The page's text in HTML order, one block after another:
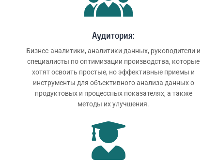
Аудитория:
Бизнес-аналитики, аналитики данных, руководители и
специалисты по оптимизации производства, которые
хотят освоить простые, но эффективные приемы и
инструменты для объективного анализа данных о
продуктовых и процессных показателях, а также
методы их улучшения.